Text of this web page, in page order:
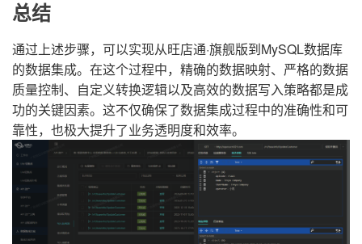
总结
通过上述步骤，可以实现从旺店通·旗舰版到MySQL数据库
的数据集成。在这个过程中，精确的数据映射、严格的数据
质量控制、自定义转换逻辑以及高效的数据写入策略都是成
功的关键因素。这不仅确保了数据集成过程中的准确性和可
靠性，也极大提升了业务透明度和效率。